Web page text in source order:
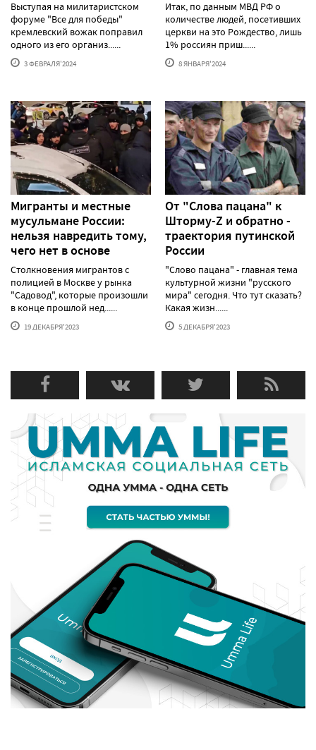
Выступая на милитаристском
форуме "Все для победы"
кремлевский вожак поправил
одного из его организ......
3 ФЕВРАЛЯ'2024
Итак, по данным МВД РФ о
количестве людей, посетивших
церкви на это Рождество, лишь
1% россиян приш......
8 ЯНВАРЯ'2024
Мигранты и местные
мусульмане России:
нельзя навредить тому,
чего нет в основе
Столкновения мигрантов с
полицией в Москве у рынка
"Садовод", которые произошли
в конце прошлой нед......
19 ДЕКАБРЯ'2023
От "Слова пацана" к
Шторму-Z и обратно -
траектория путинской
России
"Слово пацана" - главная тема
культурной жизни "русского
мира" сегодня. Что тут сказать?
Какая жизн......
5 ДЕКАБРЯ'2023